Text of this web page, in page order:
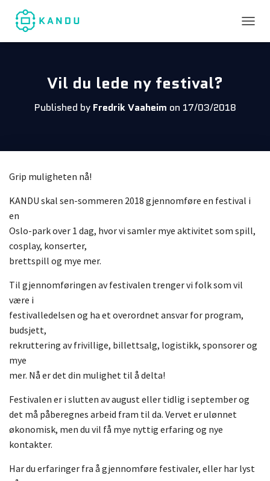
Vil du lede ny festival?
Published by Fredrik Vaaheim on 17/03/2018
Grip muligheten nå!
KANDU skal sen-sommeren 2018 gjennomføre en festival i
en
Oslo-park over 1 dag, hvor vi samler mye aktivitet som spill,
cosplay, konserter,
brettspill og mye mer.
Til gjennomføringen av festivalen trenger vi folk som vil
være i
festivalledelsen og ha et overordnet ansvar for program,
budsjett,
rekruttering av frivillige, billettsalg, logistikk, sponsorer og
mye
mer. Nå er det din mulighet til å delta!
Festivalen er i slutten av august eller tidlig i september og
det må påberegnes arbeid fram til da. Vervet er ulønnet
økonomisk, men du vil få mye nyttig erfaring og nye
kontakter.
Har du erfaringer fra å gjennomføre festivaler, eller har lyst